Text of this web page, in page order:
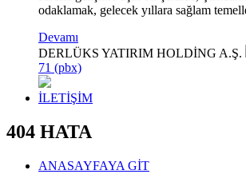
odaklamak, gelecek yıllara sağlam
Devamı
DERLÜKS YATIRIM HOLDİNG A.Ş.
71 (pbx)
İLETİŞİM
404 HATA
ANASAYFAYA GİT